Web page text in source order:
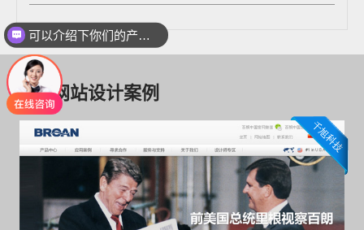
推荐网站设计案例
可以介绍下你们的产品么
你们是怎么收费的呢